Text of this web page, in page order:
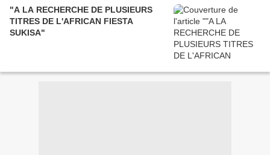
"A LA RECHERCHE DE PLUSIEURS
TITRES DE L'AFRICAN FIESTA
SUKISA"